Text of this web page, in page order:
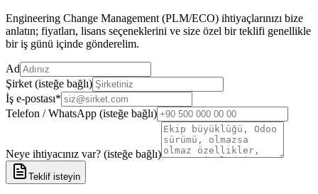
Engineering Change Management (PLM/ECO) ihtiyaçlarınızı bize
anlatın; fiyatları, lisans seçeneklerini ve size özel bir teklifi genellikle
bir iş günü içinde gönderelim.
Ad
Şirket (isteğe bağlı)
İş e-postası*
Telefon / WhatsApp (isteğe bağlı)
Neye ihtiyacınız var? (isteğe bağlı)
Teklif isteyin